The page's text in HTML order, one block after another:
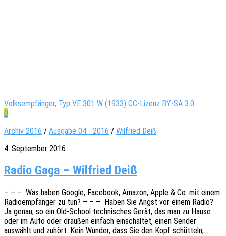
Volksempfänger, Typ VE 301 W (1933) CC-Lizenz BY-SA 3.0
0
Archiv 2016 / Ausgabe 04 - 2016 / Wil­fried Deiß
4. September 2016
Radio Gaga – Wil­fried Deiß
– – – Was haben Google, Face­book, Amazon, Apple & Co. mit einem
Radio­emp­fän­ger zu tun? – – – Haben Sie Angst vor einem Radio?
Ja genau, so ein Old-School tech­ni­sches Gerät, das man zu Hause
oder im Auto oder drau­ßen einfach einschal­tet, einen Sender
auswählt und zuhört. Kein Wunder, dass Sie den Kopf schütteln,…